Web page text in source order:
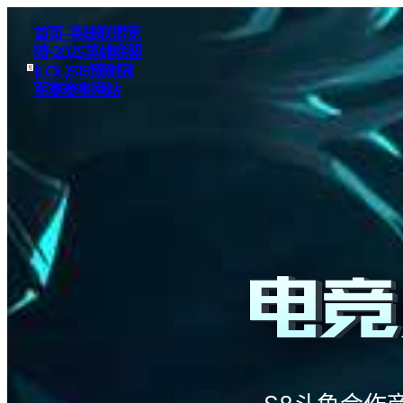
首页–英雄联盟竞
猜-2025英雄联盟
(LOL)S15预测冠
军赛赛事网站